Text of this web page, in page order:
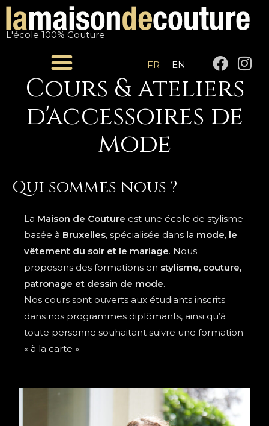
Aller
contenu
L'école 100% Couture
FR EN
F
a
c
e
b
I
n
s
Cours & ateliers
d'accessoires de
mode
Qui sommes nous ?
La Maison de Couture est une école de stylisme
basée à Bruxelles, spécialisée dans la mode, le
vêtement du soir et le mariage. Nous
proposons des formations en stylisme, couture,
patronage et dessin de mode.
Nos cours sont ouverts aux étudiants inscrits
dans nos programmes diplômants, ainsi qu’à
toute personne souhaitant suivre une formation
« à la carte ».